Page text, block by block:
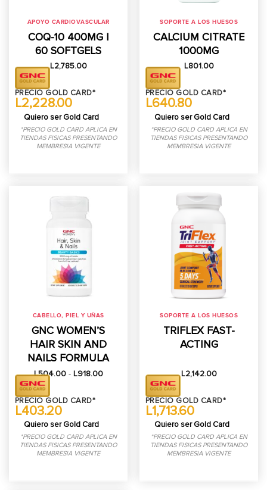
APOYO CARDIOVASCULAR
COQ-10 400MG |
60 SOFTGELS
L2,785.00
PRECIO GOLD CARD*
L2,228.00
Quiero ser Gold Card
*PRECIO GOLD CARD APLICA EN
TIENDAS FISICAS PRESENTANDO
MEMBRESIA VIGENTE
SOPORTE A LOS HUESOS
CALCIUM CITRATE
1000MG
L801.00
PRECIO GOLD CARD*
L640.80
Quiero ser Gold Card
*PRECIO GOLD CARD APLICA EN
TIENDAS FISICAS PRESENTANDO
MEMBRESIA VIGENTE
CABELLO, PIEL Y UÑAS
GNC WOMEN’S
HAIR SKIN AND
NAILS FORMULA
L504.00 - L918.00Rango
PRECIO GOLD CARD*
L403.20
Quiero ser Gold Card
*PRECIO GOLD CARD APLICA EN
TIENDAS FISICAS PRESENTANDO
MEMBRESIA VIGENTE
SOPORTE A LOS HUESOS
TRIFLEX FAST-
ACTING
L2,142.00
PRECIO GOLD CARD*
L1,713.60
Quiero ser Gold Card
*PRECIO GOLD CARD APLICA EN
TIENDAS FISICAS PRESENTANDO
MEMBRESIA VIGENTE